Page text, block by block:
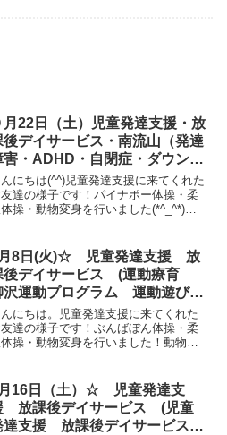
月22日（土）児童発達支援・放
後デイサービス・南流山（発達
害・ADHD・自閉症・ダウン
・姿勢が悪い・体幹・粗大運
・発語）
んにちは(^^)児童発達支援に来てくれた
達の様子です！パイナポー体操・柔
操・動物変身を行いました(*^_^*)サ
ッチ・サッカー・バスケを行いまし
最後に...
8日(火)☆ 児童発達支援 放
後デイサービス (運動療育
沢運動プログラム 運動遊び
達気になる 流山)
にちは。児童発達支援に来てくれた
達の様子です！ぶんばぼん体操・柔
操・動物変身を行いました！動物変
一本橋、クマ越え・ワニくぐり、グ
パージャンプ、トランポ...
16日（土）☆ 児童発達支
放課後デイサービス (児童
達支援 放課後デイサービス